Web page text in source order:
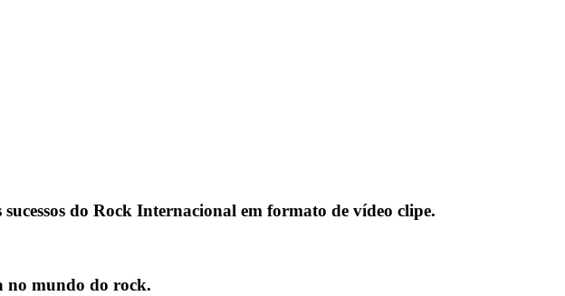
do Rock Internacional em formato de vídeo clipe.
no mundo do rock.